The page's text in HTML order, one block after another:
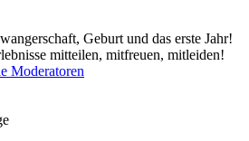
Geburt und das erste Jahr!
mitteilen, mitfreuen, mitleiden!
Moderatoren